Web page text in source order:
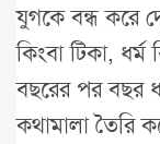
যুগকে বন্ধ করে
কিংবা টিকা,
বছরের পর বছর
কথামালা তৈরি